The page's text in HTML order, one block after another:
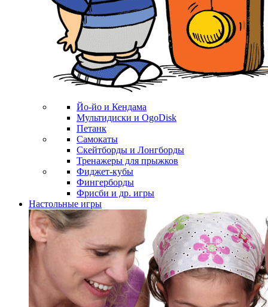
Йо-йо и Кендама
Мультидиски и OgoDisk
Петанк
Самокаты
Скейтборды и Лонгборды
Тренажеры для прыжков
Фиджет-кубы
Фингерборды
Фрисби и др. игры
Настольные игры